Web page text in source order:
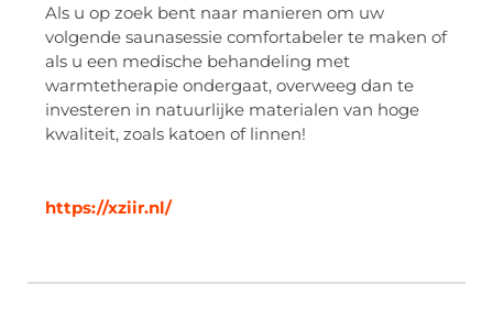
Als u op zoek bent naar manieren om uw
volgende saunasessie comfortabeler te maken of
als u een medische behandeling met
warmtetherapie ondergaat, overweeg dan te
investeren in natuurlijke materialen van hoge
kwaliteit, zoals katoen of linnen!
https://xziir.nl/